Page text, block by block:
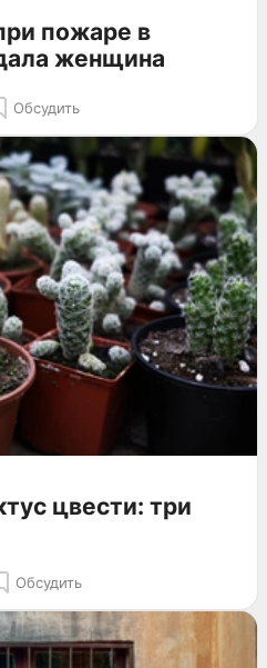
пожаре в
женщина
Обсудить
цвести: три
Обсудить